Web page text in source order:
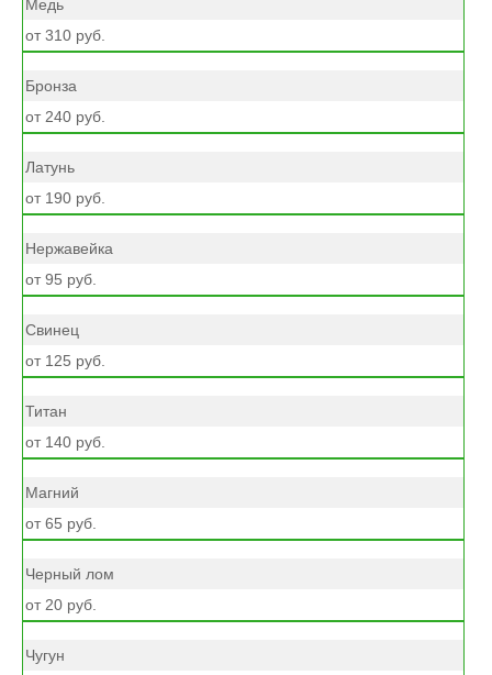
Медь
от 310 руб.
Бронза
от 240 руб.
Латунь
от 190 руб.
Нержавейка
от 95 руб.
Свинец
от 125 руб.
Титан
от 140 руб.
Магний
от 65 руб.
Черный лом
от 20 руб.
Чугун